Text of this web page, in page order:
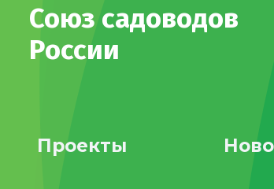
Союз садоводов
России
Проекты